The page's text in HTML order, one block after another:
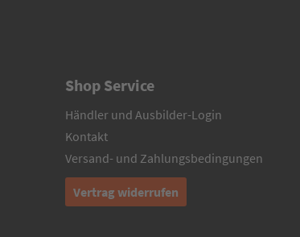
Shop Service
Händler und Ausbilder-Login
Kontakt
Versand- und Zahlungsbedingungen
Vertrag widerrufen